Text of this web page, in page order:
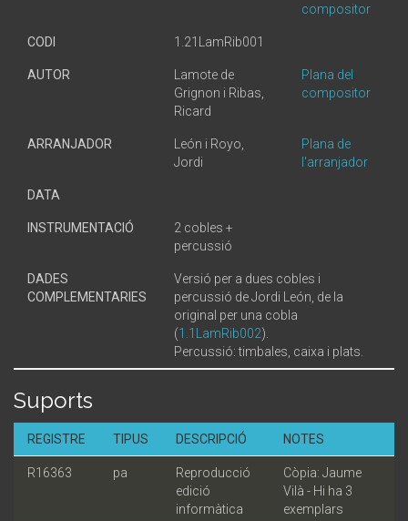
compositor
CODI 1.21LamRib001
AUTOR
Lamote de
Grignon i Ribas,
Ricard
Plana del
compositor
ARRANJADOR
León i Royo,
Jordi
Plana de
l'arranjador
DATA
INSTRUMENTACIÓ
2 cobles +
percussió
DADES
COMPLEMENTARIES
Versió per a dues cobles i
percussió de Jordi León, de la
original per una cobla
(1.1LamRib002).
Percussió: timbales, caixa i plats.
Suports
REGISTRE TIPUS DESCRIPCIÓ NOTES
R16363 pa
Reproducció
edició
informàtica
Còpia: Jaume
Vilà - Hi ha 3
exemplars